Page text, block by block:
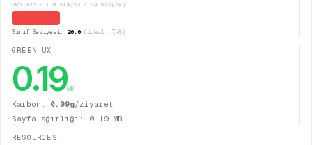
206.835 − 1.015(W/S) − 84.6(Sy/W)
Sınıf Seviyesi: 20.0(ideal: 7–8)
GREEN UX
0.19MB
Karbon: 0.09g/ziyaret
Sayfa ağırlığı: 0.19MB
RESOURCES